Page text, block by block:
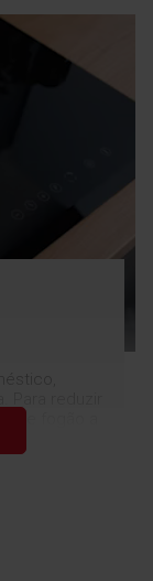
de fogão a
Para evitar
basta